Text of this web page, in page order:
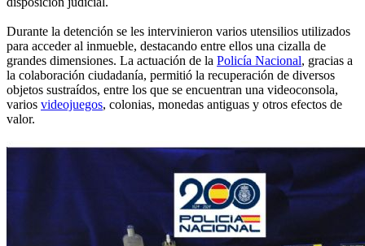
Durante la detención se les intervinieron varios utensilios utilizados
para acceder al inmueble, destacando entre ellos una cizalla de
grandes dimensiones. La actuación de la Policía Nacional, gracias a
la colaboración ciudadanía, permitió la recuperación de diversos
objetos sustraídos, entre los que se encuentran una videoconsola,
varios videojuegos, colonias, monedas antiguas y otros efectos de
valor.